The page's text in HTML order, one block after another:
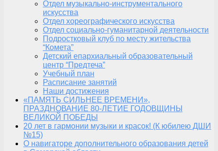
Отдел музыкально-инструментального
искусства
Отдел хореографического искусства
Отдел социально-гуманитарной деятельности
Подростковый клуб по месту жительства
“Комета”
Детский епархиальный образовательный
центр “Предтеча”
Учебный план
Расписание занятий
Наши достижения
«ПАМЯТЬ СИЛЬНЕЕ ВРЕМЕНИ»,
ПРАЗДНОВАНИЕ 80-ЛЕТИЕ ГОДОВЩИНЫ
ВЕЛИКОЙ ПОБЕДЫ
20 лет в гармонии музыки и красок! (К юбилею ДШИ
№15)
О навигаторе дополнительного образования детей